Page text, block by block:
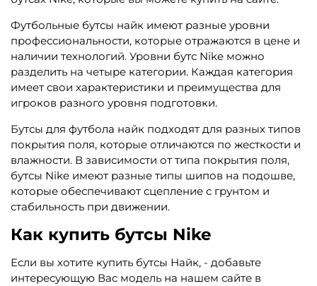
Футбольные бутсы найк имеют разные уровни
профессиональности, которые отражаются в цене и
наличии технологий. Уровни бутс Nike можно
разделить на четыре категории. Каждая категория
имеет свои характеристики и преимущества для
игроков разного уровня подготовки.
Бутсы для футбола найк подходят для разных типов
покрытия поля, которые отличаются по жесткости и
влажности. В зависимости от типа покрытия поля,
бутсы Nike имеют разные типы шипов на подошве,
которые обеспечивают сцепление с грунтом и
стабильность при движении.
Как купить бутсы Nike
Если вы хотите купить бутсы Найк, - добавьте
интересующую Вас модель на нашем сайте в